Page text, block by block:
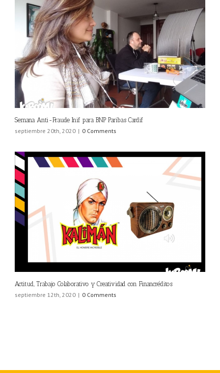
Semana Anti-Fraude Inif para BNP Paribas Cardif
septiembre 20th, 2020 | 0 Comments
Actitud, Trabajo Colaborativo y Creatividad con Financréditos
septiembre 12th, 2020 | 0 Comments